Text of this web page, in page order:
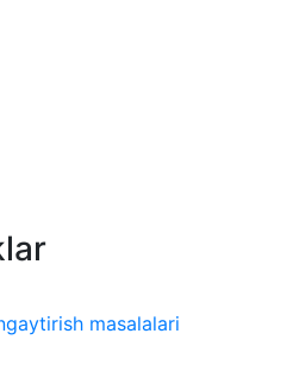
masalalari